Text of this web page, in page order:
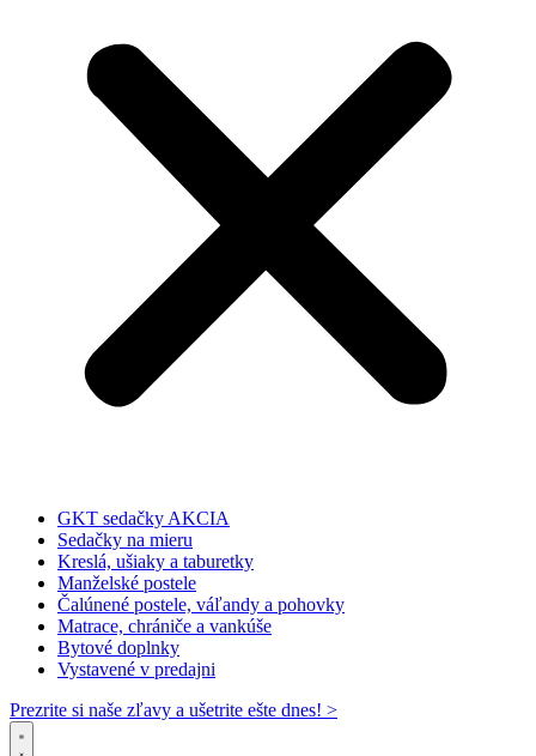
GKT sedačky AKCIA
Sedačky na mieru
Kreslá, ušiaky a taburetky
Manželské postele
Čalúnené postele, váľandy a pohovky
Matrace, chrániče a vankúše
Bytové doplnky
Vystavené v predajni
Prezrite si naše zľavy a ušetrite ešte dnes! >​